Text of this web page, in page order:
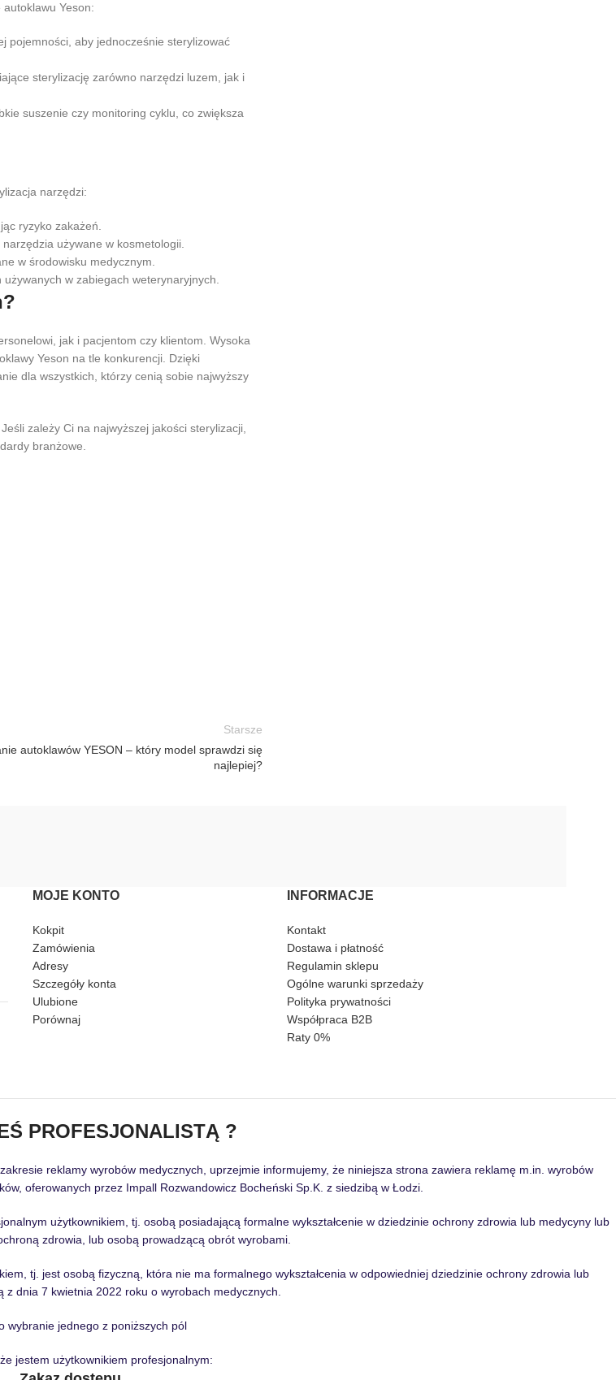
Yeson:
pojemności, aby jednocześnie sterylizować
sterylizację zarówno narzędzi luzem, jak i
suszenie czy monitoring cyklu, co zwiększa
narzędzi:
ryzyko zakażeń.
używane w kosmetologii.
w środowisku medycznym.
w zabiegach weterynaryjnych.
jak i pacjentom czy klientom. Wysoka
Yeson na tle konkurencji. Dzięki
dla wszystkich, którzy cenią sobie najwyższy
zależy Ci na najwyższej jakości sterylizacji,
branżowe.
Starsze
autoklawów YESON – który model sprawdzi się
najlepiej?
MOJE KONTO
Kokpit
Zamówienia
Adresy
Szczegóły konta
Ulubione
Porównaj
INFORMACJE
Kontakt
Dostawa i płatność
Regulamin sklepu
Ogólne warunki sprzedaży
Polityka prywatności
Współpraca B2B
Raty 0%
PROFESJONALISTĄ ?
reklamy wyrobów medycznych, uprzejmie informujemy, że niniejsza strona zawiera reklamę m.in. wyrobów
oferowanych przez Impall Rozwandowicz Bocheński Sp.K. z siedzibą w Łodzi.
użytkownikiem, tj. osobą posiadającą formalne wykształcenie w dziedzinie ochrony zdrowia lub medycyny lub
zdrowia, lub osobą prowadzącą obrót wyrobami.
tj. jest osobą fizyczną, która nie ma formalnego wykształcenia w odpowiedniej dziedzinie ochrony zdrowia lub
z dnia 7 kwietnia 2022 roku o wyrobach medycznych.
wybranie jednego z poniższych pól
jestem użytkownikiem profesjonalnym: